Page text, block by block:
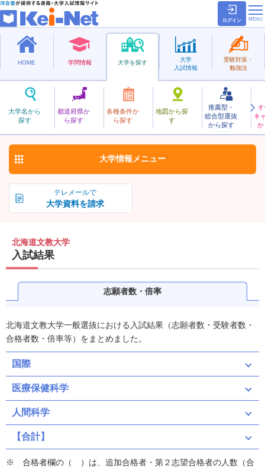
ログイン
HOME 学問情報 大学を探す
大学名から
探す
都道府県か
ら探す
各種条件か
ら探す
地図から探
す
推薦型・
総合型選抜
から探す
キ
か
大学
入試情報
受験対策・
勉強法
私立
ほっかいどうぶんきょう
北海道文教大学 お気に入り
テレメールで
大学資料を請求
大学情報 メニュー
北海道文教大学
入試結果
志願者数・倍率
北海道文教大学一般選抜における入試結果（志願者数・受験者数・
合格者数・倍率等）をまとめました。
国際
医療保健科学
人間科学
【合計】
合格者欄の（ ）は、追加合格者・第２志望合格者の人数（合